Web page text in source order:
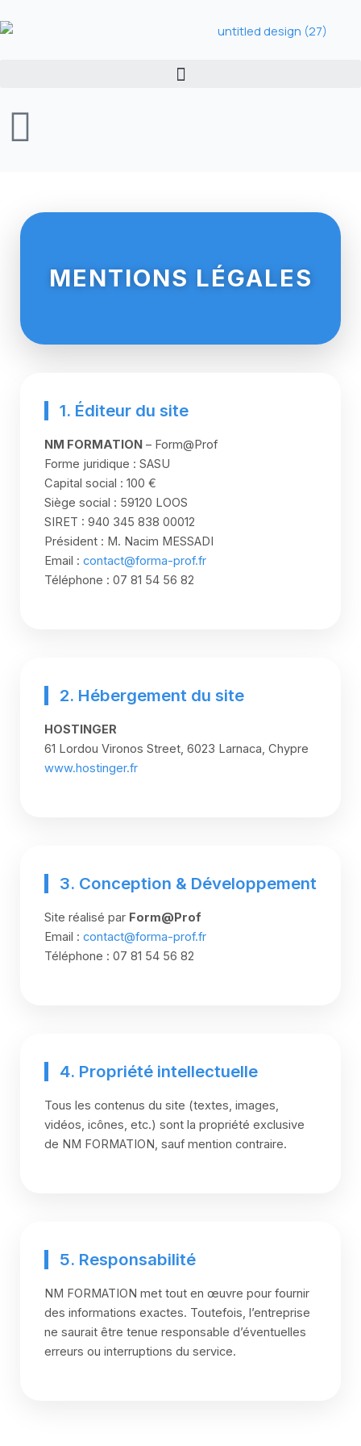
au
MENTIONS LÉGALES
1. Éditeur du site
NM FORMATION – Form@Prof
Forme juridique : SASU
Capital social : 100 €
Siège social : 59120 LOOS
SIRET : 940 345 838 00012
Président : M. Nacim MESSADI
Email : contact@forma-prof.fr
Téléphone : 07 81 54 56 82
2. Hébergement du site
HOSTINGER
61 Lordou Vironos Street, 6023 Larnaca, Chypre
www.hostinger.fr
3. Conception & Développement
Site réalisé par Form@Prof
Email : contact@forma-prof.fr
Téléphone : 07 81 54 56 82
4. Propriété intellectuelle
Tous les contenus du site (textes, images,
vidéos, icônes, etc.) sont la propriété exclusive
de NM FORMATION, sauf mention contraire.
5. Responsabilité
NM FORMATION met tout en œuvre pour fournir
des informations exactes. Toutefois, l’entreprise
ne saurait être tenue responsable d’éventuelles
erreurs ou interruptions du service.